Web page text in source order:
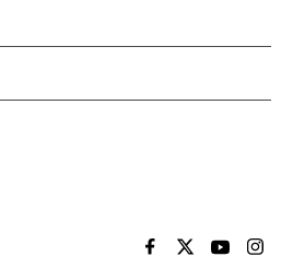
EL PAÍS BRASIL EN
EL PAÍSEL PAÍS
EL